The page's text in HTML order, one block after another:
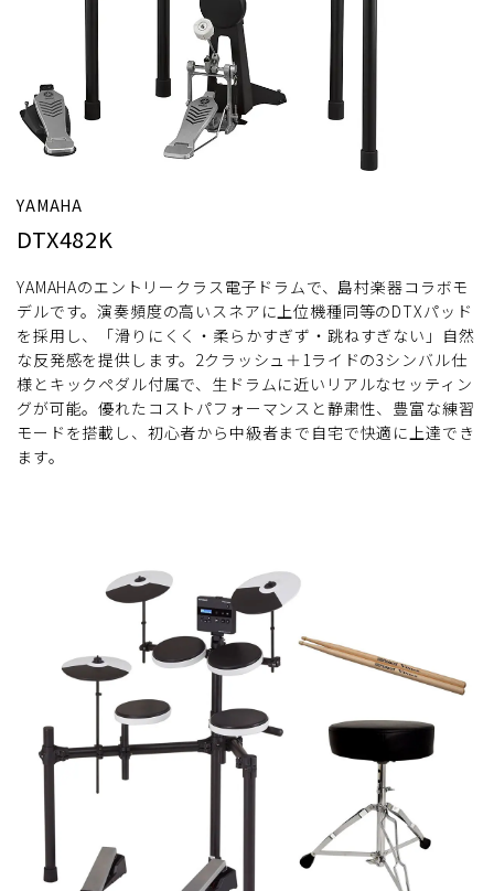
YAMAHA
DTX482K
YAMAHAのエントリークラス電子ドラムで、島村楽器コラボモ
デルです。演奏頻度の高いスネアに上位機種同等のDTXパッド
を採用し、「滑りにくく・柔らかすぎず・跳ねすぎない」自然
な反発感を提供します。2クラッシュ＋1ライドの3シンバル仕
様とキックペダル付属で、生ドラムに近いリアルなセッティン
グが可能。優れたコストパフォーマンスと静粛性、豊富な練習
モードを搭載し、初心者から中級者まで自宅で快適に上達でき
ます。